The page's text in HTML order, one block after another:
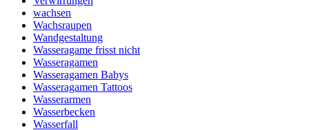
wachsen
Wachsraupen
Wandgestaltung
Wasseragame frisst nicht
Wasseragamen
Wasseragamen Babys
Wasseragamen Tattoos
Wasserarmen
Wasserbecken
Wasserfall